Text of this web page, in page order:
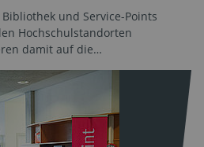
und Service-Points
Hochschulstandorten
damit auf die…